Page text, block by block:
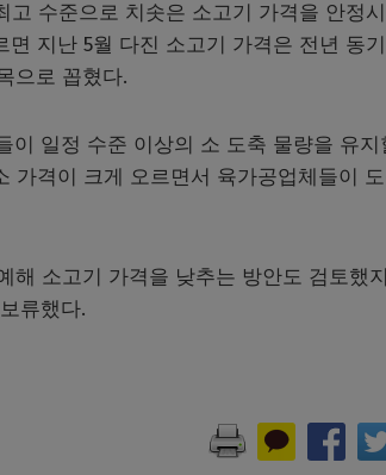
수준으로 치솟은 소고기 가격을 안정
지난 5월 다진 소고기 가격은 전년 동
으로 꼽혔다.
이 일정 수준 이상의 소 도축 물량을 유
가격이 크게 오르면서 육가공업체들이
해 소고기 가격을 낮추는 방안도 검토했
류했다.